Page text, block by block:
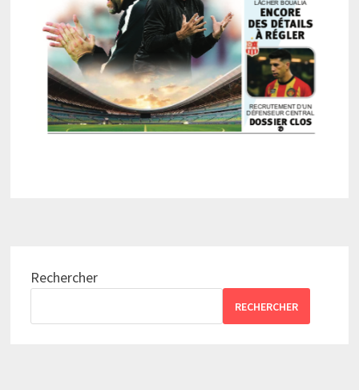
Rechercher
RECHERCHER